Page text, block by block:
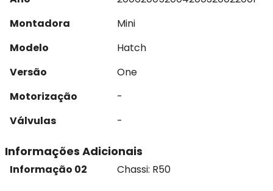
Montadora
Mini
Modelo
Hatch
Versão
One
Motorização
-
Válvulas
-
Informações Adicionais
Informação 02 Chassi: R50